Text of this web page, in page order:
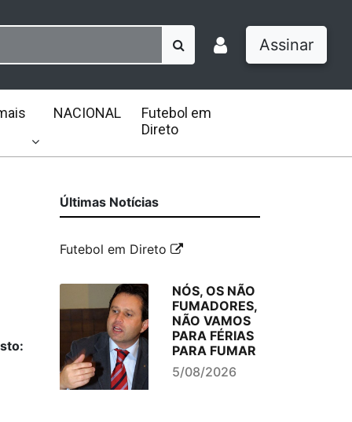
Assinar
NACIONAL
Futebol em
Direto
Últimas Notícias
Futebol em Direto
NÓS, OS NÃO
FUMADORES,
NÃO VAMOS
PARA FÉRIAS
PARA FUMAR
5/08/2026